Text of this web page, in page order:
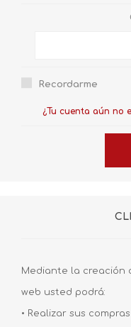
Recordarme
¿Tu cuenta aún no
Mediante la creación
web usted podrá:
• Realizar sus